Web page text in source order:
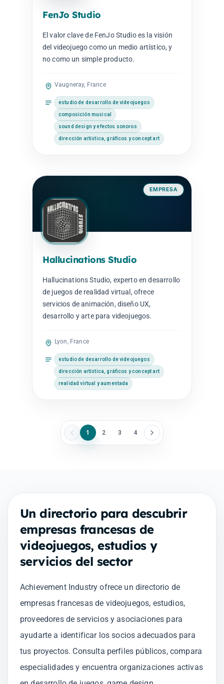
FenJo Studio
El valor clave de FenJo Studio es la visión
del videojuego como un medio artístico, y
no como un simple producto.
Vaugneray, France
estudio de desarrollo de videojuegos
composición musical
sound design y efectos sonoros
dirección artística, gráficos y concept art
EMPRESA
Hallucinations Studio
Hallucinations Studio, experto en desarrollo
de juegos de realidad virtual, ofrece
servicios de animación, diseño UX,
desarrollo y arte para videojuegos.
Lyon, France
estudio de desarrollo de videojuegos
dirección artística, gráficos y concept art
realidad virtual y aumentada
1 2 3 4
Un directorio para descubrir
empresas francesas de
videojuegos, estudios y
servicios del sector
Achievement Industry ofrece un directorio de
empresas francesas de videojuegos, estudios,
proveedores de servicios y asociaciones para
ayudarte a identificar los socios adecuados para
tus proyectos. Consulta perfiles públicos, compara
especialidades y encuentra organizaciones activas